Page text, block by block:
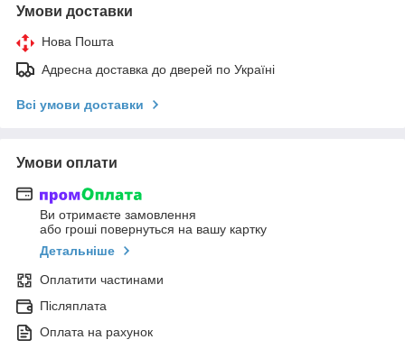
Умови доставки
Нова Пошта
Адресна доставка до дверей по Україні
Всі умови доставки
Умови оплати
Ви отримаєте замовлення
або гроші повернуться на вашу картку
Детальніше
Оплатити частинами
Післяплата
Оплата на рахунок